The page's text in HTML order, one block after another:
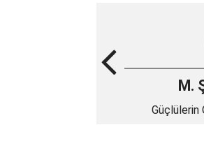
M.
Güçlülerin